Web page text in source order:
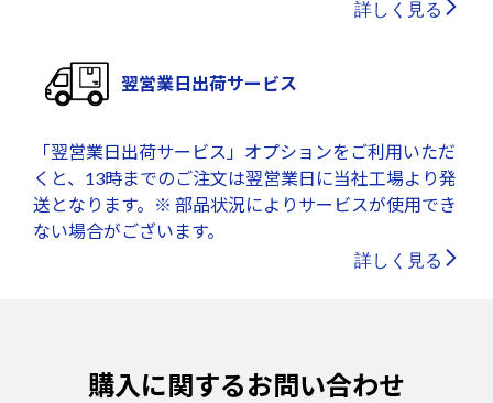
詳しく見る
翌営業日出荷サービス
「翌営業日出荷サービス」オプションをご利用いただ
くと、13時までのご注文は翌営業日に当社工場より発
送となります。※ 部品状況によりサービスが使用でき
ない場合がございます。
詳しく見る
購入に関するお問い合わせ